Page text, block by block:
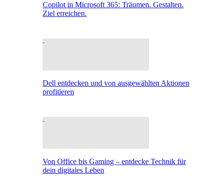
Copilot in Microsoft 365: Träumen. Gestalten.
Ziel erreichen.
Dell entdecken und von ausgewählten Aktionen
profitieren
Von Office bis Gaming – entdecke Technik für
dein digitales Leben